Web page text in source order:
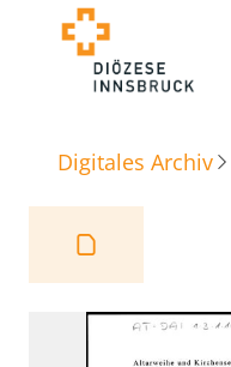
Digitales Archiv